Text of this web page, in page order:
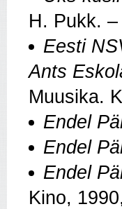
H. Pukk.
Eesti
Ants
Muusika.
Endel
Endel
Endel
Kino,